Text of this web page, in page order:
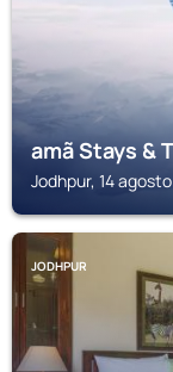
amã Stays &
Jodhpur, 14
JODHPUR